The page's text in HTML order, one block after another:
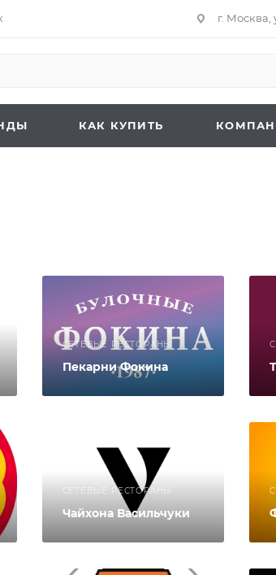
г. Москва,
КАК КУПИТЬ
СЕТЕВЫЕ РЕСТОРАНЫ
Пекарни Фокина
СЕТЕВЫЕ РЕСТОРАНЫ
Чайхона Васильчуки